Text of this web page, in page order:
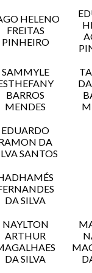
HELENO
FREITAS
PINHEIRO
SAMMYLE
BARROS
MENDES
EDUARDO
DA
SANTOS
DA SILVA
NAYLTON
ARTHUR
DA SILVA